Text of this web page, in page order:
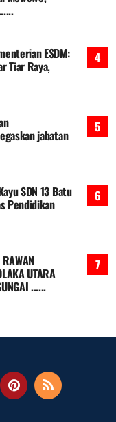
ESDM:
Tiar Raya,
jabatan
SDN 13 Batu
Pendidikan
UTARA
......